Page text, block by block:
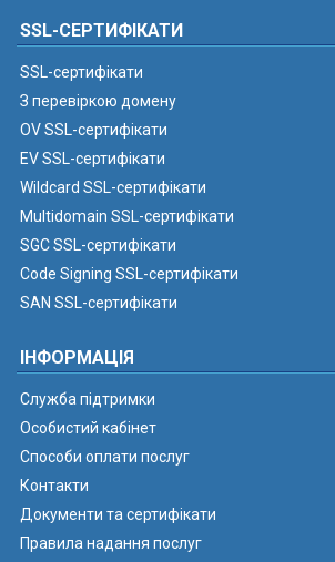
SSL-СЕРТИФІКАТИ
SSL-сертифікати
З перевіркою домену
OV SSL-сертифікати
EV SSL-сертифікати
Wildcard SSL-сертифікати
Multidomain SSL-сертифікати
SGC SSL-сертифікати
Code Signing SSL-сертифікати
SAN SSL-сертифікати
ІНФОРМАЦІЯ
Служба підтримки
Особистий кабінет
Способи оплати послуг
Контакти
Документи та сертифікати
Правила надання послуг